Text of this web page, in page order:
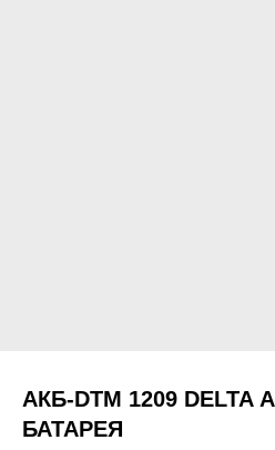
АКБ-DTM 1209
БАТАРЕЯ